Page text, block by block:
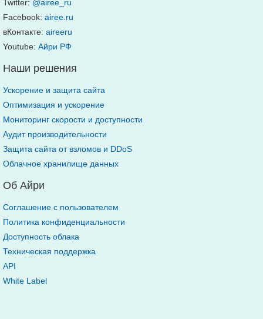
Twitter: @airee_ru
Facebook: airee.ru
вКонтакте: aireeru
Youtube: Айри РФ
Наши решения
Ускорение и защита сайта
Оптимизация и ускорение
Мониторинг скорости и доступности
Аудит производительности
Защита сайта от взломов и DDoS
Облачное хранилище данных
Об Айри
Соглашение с пользователем
Политика конфиденциальности
Доступность облака
Техническая поддержка
API
White Label